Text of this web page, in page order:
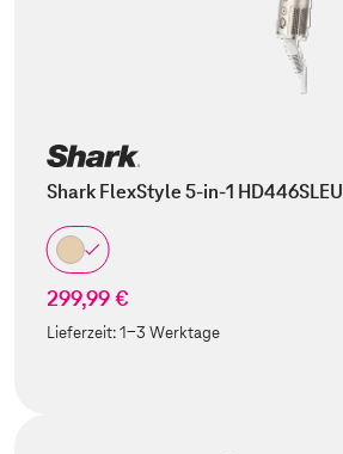
Shark FlexStyle 5-in-1 HD446SLEU
299,99 €
Lieferzeit:1-3 Werktage